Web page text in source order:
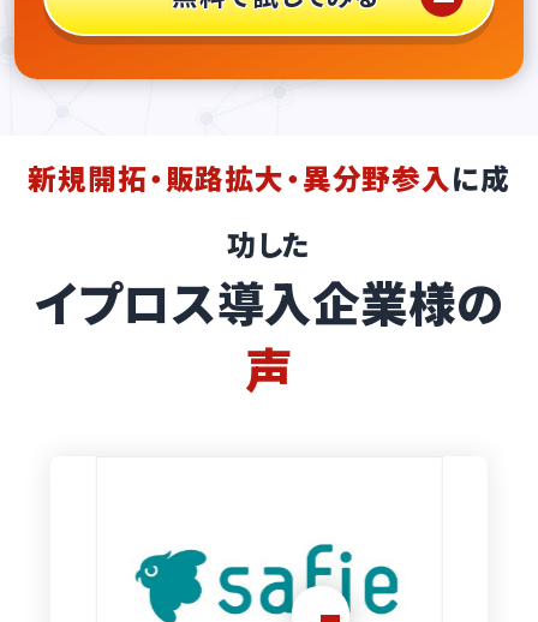
新規開拓・販路拡大・異分野参入に成
功した
イプロス導入企業様の
声